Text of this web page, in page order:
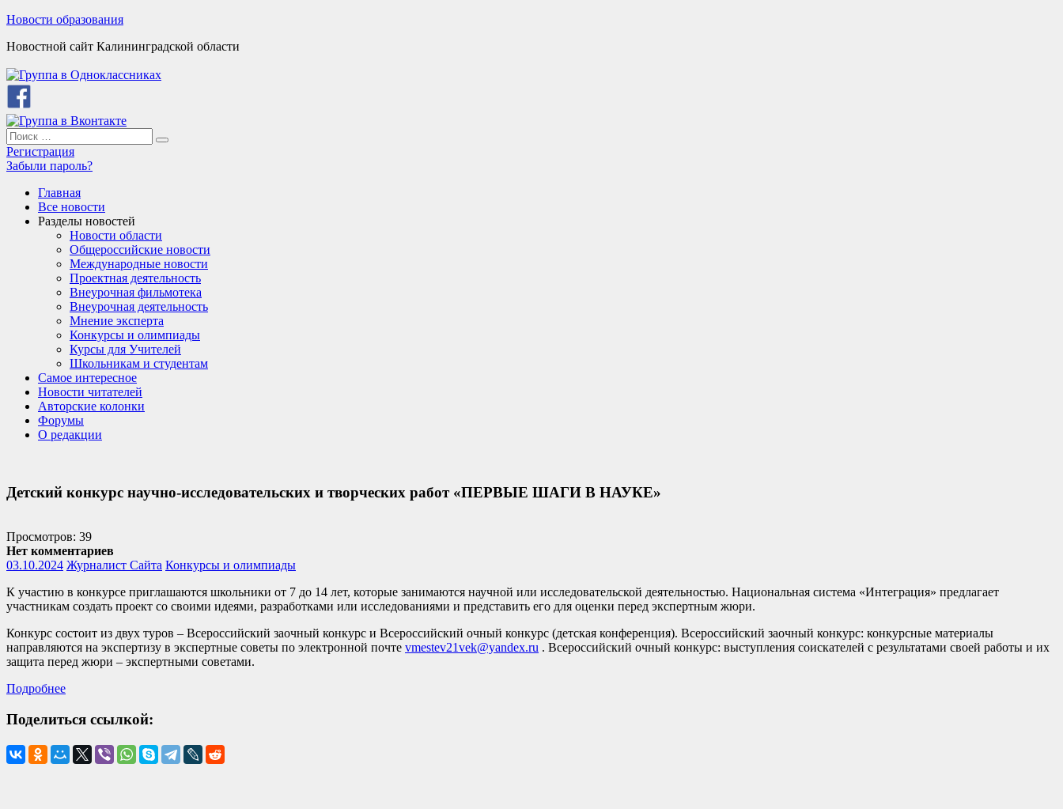
Skip
content
Новости образования
Новостной сайт Калининградской области
Search
for:
Search
Регистрация
Забыли пароль?
Главная
Все новости
Разделы новостей
Новости области
Общероссийские новости
Международные новости
Проектная деятельность
Внеурочная фильмотека
Внеурочная деятельность
Мнение эксперта
Конкурсы и олимпиады
Курсы для Учителей
Школьникам и студентам
Самое интересное
Новости читателей
Авторские колонки
Форумы
О редакции
Детский конкурс научно-исследовательских и творческих работ «ПЕРВЫЕ ШАГИ В НАУКЕ»
Просмотров: 39
Нет комментариев
03.10.2024 Журналист Сайта Конкурсы и олимпиады
К участию в конкурсе приглашаются школьники от 7 до 14 лет, которые занимаются научной или исследовательской деятельностью. Национальная система «Интеграция» предлагает
участникам создать проект со своими идеями, разработками или исследованиями и представить его для оценки перед экспертным жюри.
Конкурс состоит из двух туров – Всероссийский заочный конкурс и Всероссийский очный конкурс (детская конференция). Всероссийский заочный конкурс: конкурсные материалы
направляются на экспертизу в экспертные советы по электронной почте vmestev21vek@yandex.ru . Всероссийский очный конкурс: выступления соискателей с результатами своей работы и их
защита перед жюри – экспертными советами.
Подробнее
Поделиться ссылкой: